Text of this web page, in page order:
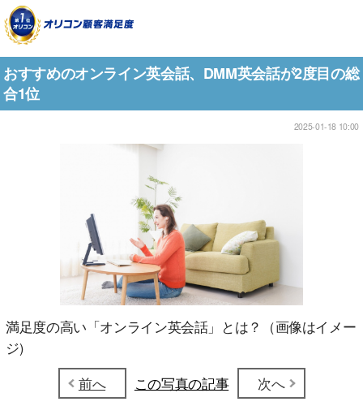
おすすめのオンライン英会話、DMM英会話が2度目の総
合1位
2025-01-18 10:00
満足度の高い「オンライン英会話」とは？（画像はイメー
ジ)
前へ
この写真の記事 次へ